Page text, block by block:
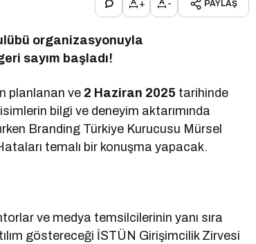
+ - PAYLAŞ
organizasyonuyla
sayım başladı!
planlanan ve 2 Haziran 2025 tarihinde
bilgi ve deneyim aktarımında
Branding Türkiye Kurucusu Mürsel
temalı bir konuşma yapacak.
ve medya temsilcilerinin yanı sıra
göstereceği İSTÜN Girişimcilik Zirvesi